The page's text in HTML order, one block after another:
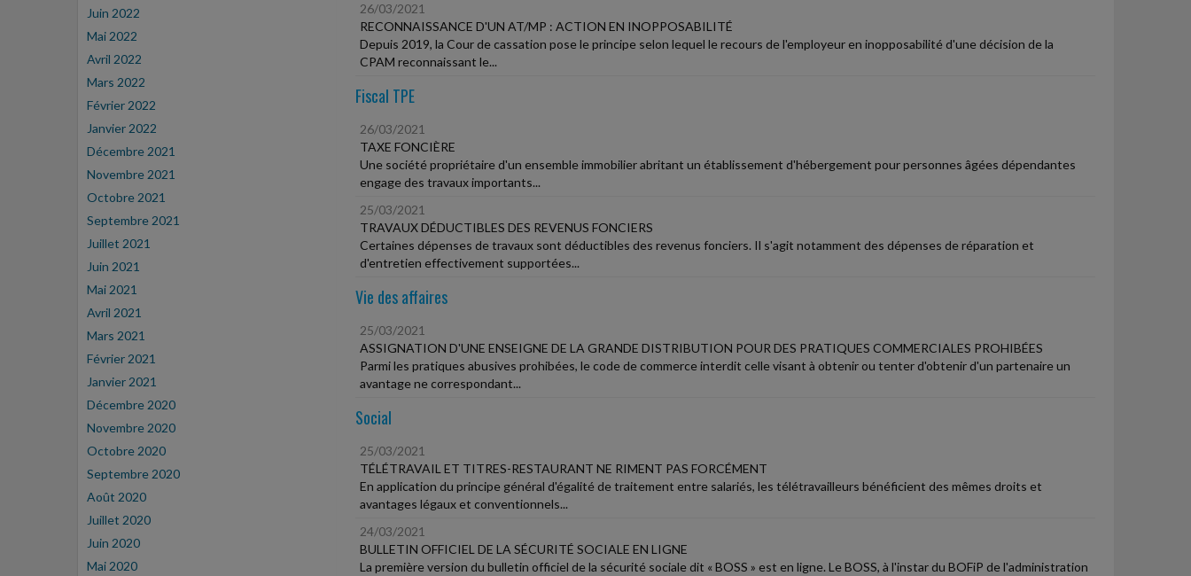
Juin 2022
Mai 2022
Avril 2022
Mars 2022
Février 2022
Janvier 2022
Décembre 2021
Novembre 2021
Octobre 2021
Septembre 2021
Juillet 2021
Juin 2021
Mai 2021
Avril 2021
Mars 2021
Février 2021
Janvier 2021
Décembre 2020
Novembre 2020
Octobre 2020
Septembre 2020
Août 2020
Juillet 2020
Juin 2020
Mai 2020
26/03/2021
RECONNAISSANCE D'UN AT/MP : ACTION EN INOPPOSABILITÉ
Depuis 2019, la Cour de cassation pose le principe selon lequel le recours de l'employeur en inopposabilité d'une décision de la
CPAM reconnaissant le...
Fiscal TPE
26/03/2021
TAXE FONCIÈRE
Une société propriétaire d'un ensemble immobilier abritant un établissement d'hébergement pour personnes âgées dépendantes
engage des travaux importants...
25/03/2021
TRAVAUX DÉDUCTIBLES DES REVENUS FONCIERS
Certaines dépenses de travaux sont déductibles des revenus fonciers. Il s'agit notamment des dépenses de réparation et
d'entretien effectivement supportées...
Vie des affaires
25/03/2021
ASSIGNATION D'UNE ENSEIGNE DE LA GRANDE DISTRIBUTION POUR DES PRATIQUES COMMERCIALES PROHIBÉES
Parmi les pratiques abusives prohibées, le code de commerce interdit celle visant à obtenir ou tenter d'obtenir d'un partenaire un
avantage ne correspondant...
Social
25/03/2021
TÉLÉTRAVAIL ET TITRES-RESTAURANT NE RIMENT PAS FORCÉMENT
En application du principe général d'égalité de traitement entre salariés, les télétravailleurs bénéficient des mêmes droits et
avantages légaux et conventionnels...
24/03/2021
BULLETIN OFFICIEL DE LA SÉCURITÉ SOCIALE EN LIGNE
La première version du bulletin officiel de la sécurité sociale dit « BOSS » est en ligne. Le BOSS, à l'instar du BOFiP de l'administration